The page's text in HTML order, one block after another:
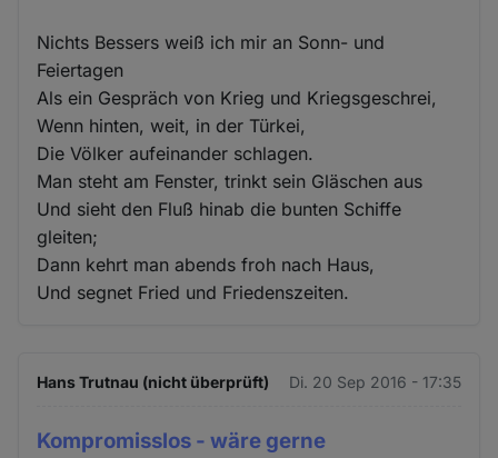
Nichts Bessers weiß ich mir an Sonn- und
Feiertagen
Als ein Gespräch von Krieg und Kriegsgeschrei,
Wenn hinten, weit, in der Türkei,
Die Völker aufeinander schlagen.
Man steht am Fenster, trinkt sein Gläschen aus
Und sieht den Fluß hinab die bunten Schiffe
gleiten;
Dann kehrt man abends froh nach Haus,
Und segnet Fried und Friedenszeiten.
Hans Trutnau (nicht überprüft) Di. 20 Sep 2016 - 17:35
Kompromisslos - wäre gerne